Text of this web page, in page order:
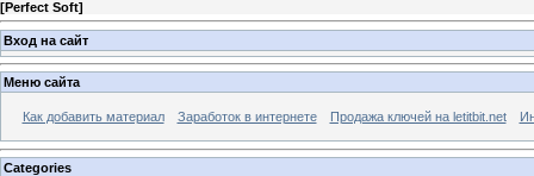
[Perfect Soft]
Вход на сайт
Меню сайта
Как добавить материал Заработок в интернете Продажа ключей на letitbit.net
Categories